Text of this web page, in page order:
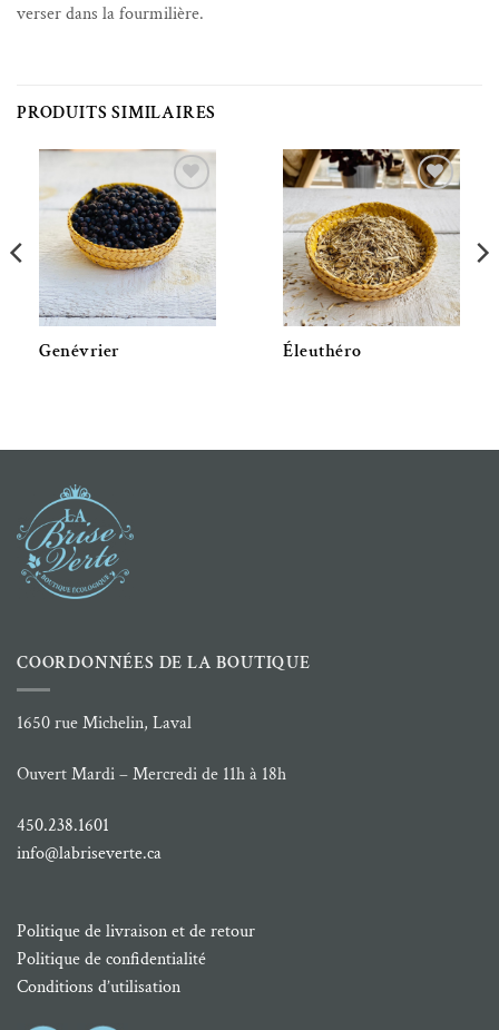
verser dans la fourmilière.
PRODUITS SIMILAIRES
Ajouter à la liste de souhaits
Genévrier
Ajouter à la liste de souhaits
Éleuthéro
COORDONNÉES DE LA BOUTIQUE
1650 rue Michelin, Laval
Ouvert Mardi – Mercredi de 11h à 18h
450.238.1601
info@labriseverte.ca
Politique de livraison et de retour
Politique de confidentialité
Conditions d’utilisation